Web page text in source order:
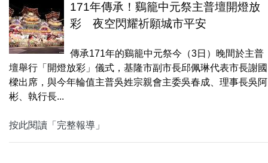
171年傳承！鷄籠中元祭主普壇開燈放
彩 夜空閃耀祈願城市平安
傳承171年的鷄籠中元祭今（3日）晚間於主普
壇舉行「開燈放彩」儀式，基隆市副市長邱佩琳代表市長謝國
樑出席，與今年輪值主普吳姓宗親會主委吳春成、理事長吳阿
彬、執行長...
按此閱讀「完整報導」